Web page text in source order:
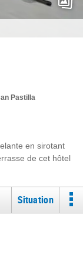
Pastilla
en sirotant
de cet hôtel
Situation